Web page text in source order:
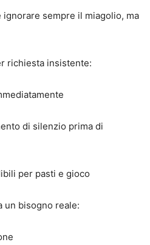
sempre il miagolio, ma
richiesta insistente:
di silenzio prima di
per pasti e gioco
un bisogno reale: